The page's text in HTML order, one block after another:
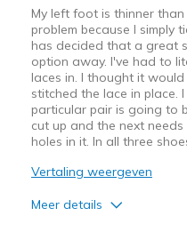
Width
Feels
Sizing
Feels
View On Shoes
I'm
My left foot is thinner
problem because I simply
has decided that a great
option away. I've had to
laces in. I thought it
stitched the lace in place.
particular pair is going to
cut up and the next
holes in it. In all three
Vertaling weergeven
Meer details